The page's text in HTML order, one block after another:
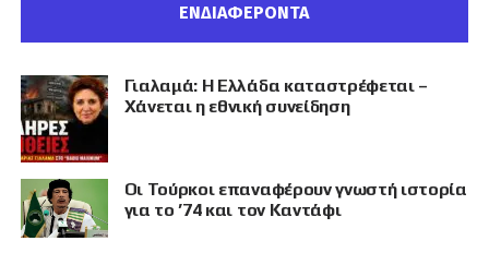
ΕΝΔΙΑΦΕΡΟΝΤΑ
Γιαλαμά: Η Ελλάδα καταστρέφεται –
Χάνεται η εθνική συνείδηση
Οι Τούρκοι επαναφέρουν γνωστή ιστορία
για το ’74 και τον Καντάφι